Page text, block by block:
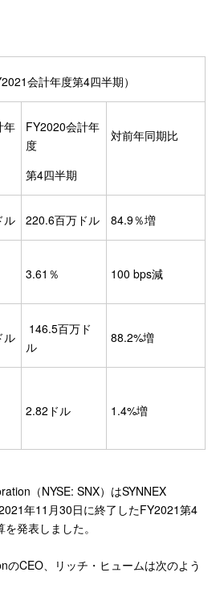
会計年度第4四半期）
年
FY2020会計年
度
第4四半期
対前年同期比
ル 220.6百万ドル 84.9％増
3.61％ 100 bps減
ル
146.5百万ド
ル
88.2%増
2.82ドル 1.4%増
（NYSE: SNX）はSYNNEX
年11月30日に終了したFY2021第4
発表しました。
のCEO、リッチ・ヒュームは次のよう